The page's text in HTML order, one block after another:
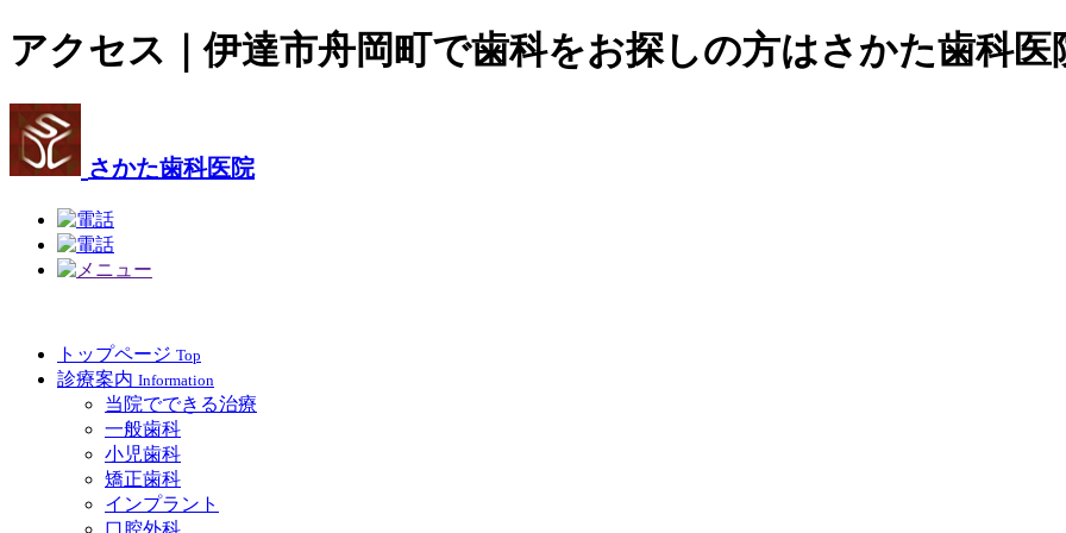
アクセス｜伊達市舟岡町で歯科をお探しの方はさかた歯科医
さかた歯科医院
トップページ Top
診療案内 Information
当院でできる治療
一般歯科
小児歯科
矯正歯科
インプラント
口腔外科